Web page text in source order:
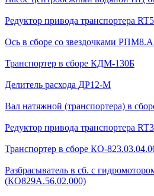
Редуктор привода транспортера
Ось в сборе со звездочками
Транспортер в сборе КДМ-130Б
Делитель расхода ДР12-М
Вал натяжной (транспортера) в
Редуктор привода транспортера
Транспортер в сборе КО-
Разбрасыватель в сб. с
(КО829А.56.02.000)